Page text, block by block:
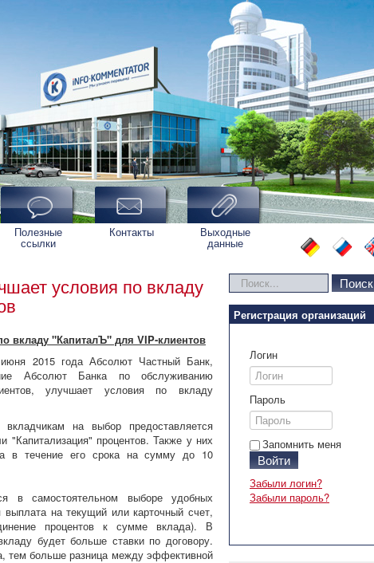
Полезные
ссылки
Контакты Выходные
данные
условия по вкладу
вкладу "КапиталЪ" для VIP-клиентов
2015 года Абсолют Частный Банк,
Абсолют Банка по обслуживанию
улучшает условия по вкладу
на выбор предоставляется
"Капитализация" процентов. Также у них
в течение его срока на сумму до 10
в самостоятельном выборе удобных
на текущий или карточный счет,
процентов к сумме вклада). В
будет больше ставки по договору.
тем больше разница между эффективной
Искать... Поиск
Регистрация организаций
Логин
Пароль
Запомнить меня
Войти
Забыли логин?
Забыли пароль?